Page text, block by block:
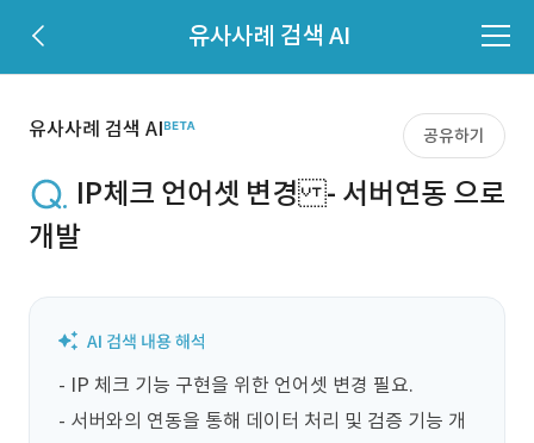
유사사례 검색 AI
유사사례 검색 AI 공유하기
IP체크 언어셋 변경 - 서버연동 으로
개발
- IP 체크 기능 구현을 위한 언어셋 변경 필요.
- 서버와의 연동을 통해 데이터 처리 및 검증 기능 개